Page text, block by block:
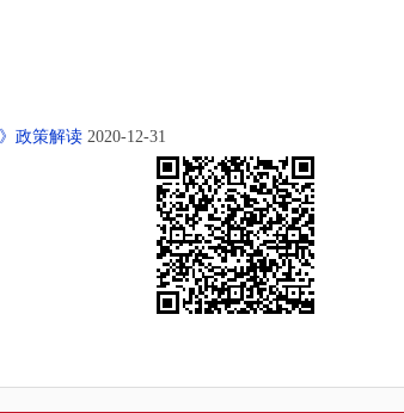
政策解读 2020-12-31